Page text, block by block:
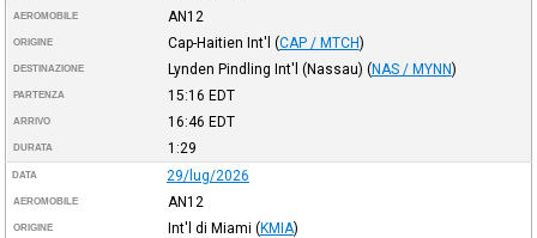
AEROMOBILE AN12
ORIGINE Cap-Haitien Int'l (CAP / MTCH)
DESTINAZIONE Lynden Pindling Int'l (Nassau) (NAS / MYNN)
PARTENZA 15:16 EDT
ARRIVO 16:46 EDT
DURATA 1:29
DATA 29/lug/2026
AEROMOBILE AN12
ORIGINE Int'l di Miami (KMIA)